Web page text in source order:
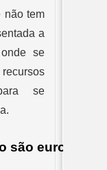
não tem
a
se
se
são europeus